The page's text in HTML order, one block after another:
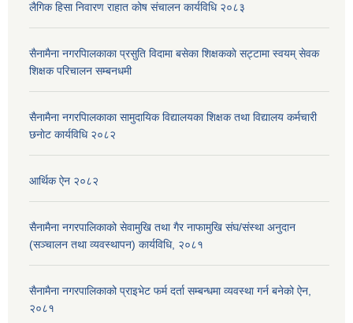
लैगिक हिसा निवारण राहात कोष संचालन कार्यविधि २०८३
सैनामैना नगरपािलकाका प्रसुति विदामा बसेका शिक्षककाे सट्टामा स्वयम् सेवक
शिक्षक परिचालन सम्बनधमी
सैनामैना नगरपािलकाका सामुदायिक विद्यालयका शिक्षक तथा विद्यालय कर्मचारी
छनाेट कार्यविधि २०८२
आर्थिक ऐन २०८२
सैनामैना नगरपालिकाको सेवामुखि तथा गैर नाफामुखि संघ/संस्था अनुदान
(सञ्चालन तथा व्यवस्थापन) कार्यविधि, २०८१
सैनामैना नगरपालिकाको प्राइभेट फर्म दर्ता सम्बन्धमा व्यवस्था गर्न बनेको ऐन,
२०८१